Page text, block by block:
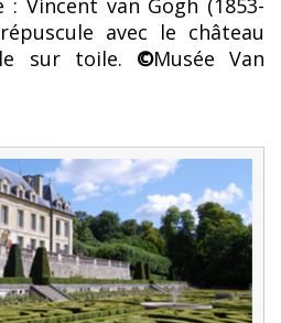
Vincent van Gogh (1853-
avec le château
sur toile. ©Musée Van